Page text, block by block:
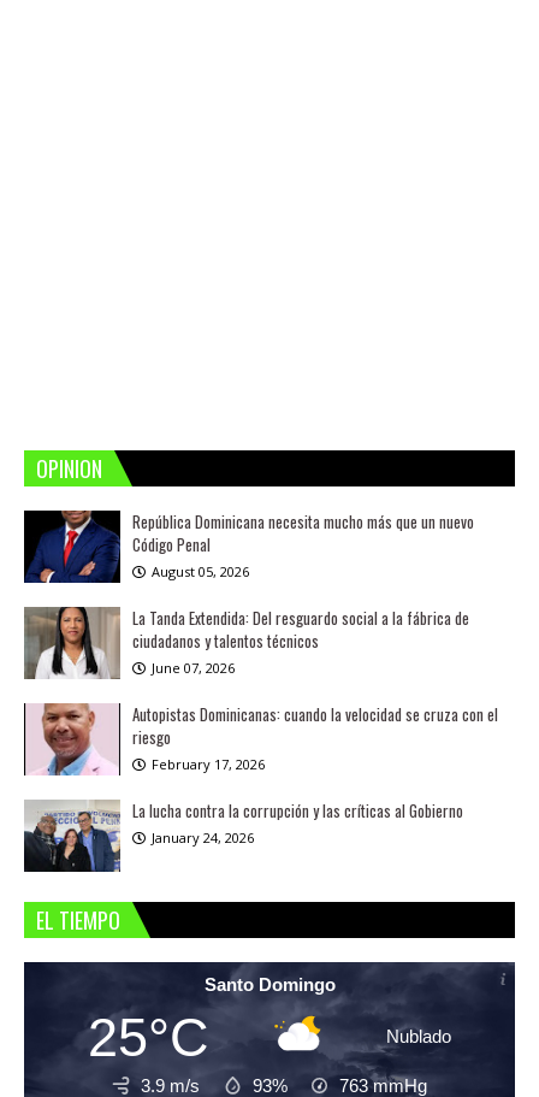
OPINION
República Dominicana necesita mucho más que un nuevo
Código Penal
August 05, 2026
La Tanda Extendida: Del resguardo social a la fábrica de
ciudadanos y talentos técnicos
June 07, 2026
Autopistas Dominicanas: cuando la velocidad se cruza con el
riesgo
February 17, 2026
La lucha contra la corrupción y las críticas al Gobierno
January 24, 2026
EL TIEMPO
Santo Domingo
25°C Nublado
3.9 m/s 93% 763mmHg